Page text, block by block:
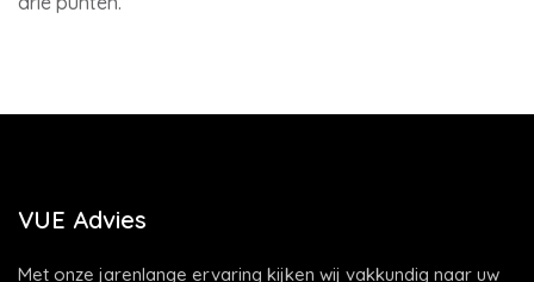
VUE Advies
Met onze jarenlange ervaring kijken wij vakkundig naar uw